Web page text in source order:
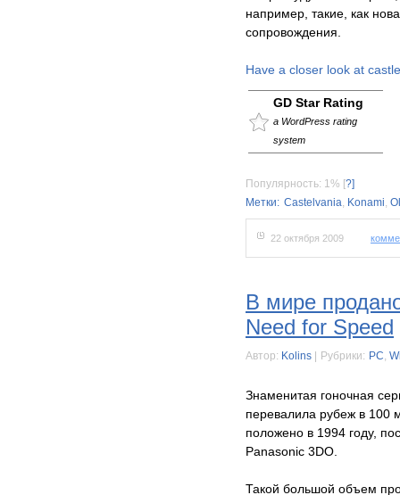
например, такие, как
сопровождения.
Нave a closer look at
GD Star Rating
a WordPress rating
system
Популярность: 1% [?]
Метки: Castelvania, Konami,
22 октября 2009
В мире
Need for Speed
Автор: Kolins Рубрики: PC,
Знаменитая гоночная
перевалила рубеж в 100
положено в 1994 году,
Panasonic 3DO.
Такой большой объем